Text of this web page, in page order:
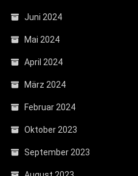
Juni 2024
Mai 2024
April 2024
März 2024
Februar 2024
Oktober 2023
September 2023